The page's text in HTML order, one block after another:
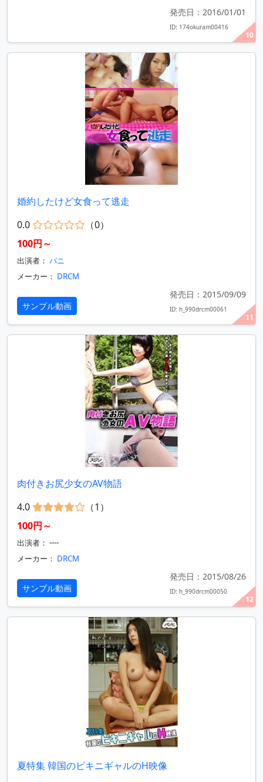
10
発売日：2016/01/01
ID: 174okuram00416
11
婚約したけど女食って逃走
0.0
（0）
100円～
出演者： バニ
メーカー： DRCM
サンプル動画
発売日：2015/09/09
ID: h_990drcm00061
12
肉付きお尻少女のAV物語
4.0
（1）
100円～
出演者： ----
メーカー： DRCM
サンプル動画
発売日：2015/08/26
ID: h_990drcm00050
夏特集 韓国のビキニギャルのH映像